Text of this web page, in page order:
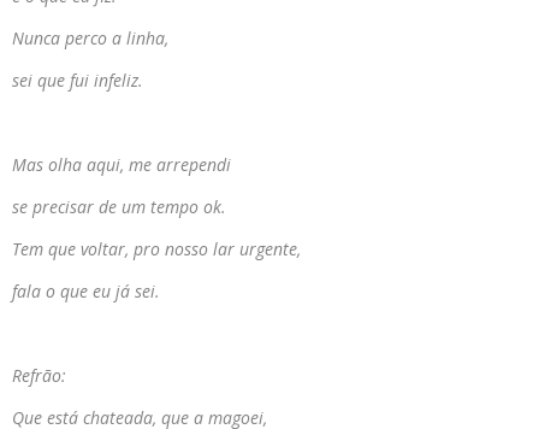
Nunca perco a linha,
sei que fui infeliz.
Mas olha aqui, me arrependi
se precisar de um tempo ok.
Tem que voltar, pro nosso lar urgente,
fala o que eu já sei.
Refrão:
Que está chateada, que a magoei,